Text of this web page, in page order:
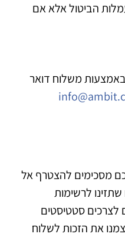
הביטול אלא אם
באמצעות משלוח דואר
מסכימים להצטרף אל
לרשימות
לצרכים סטטיסטים
את הזכות לשלוח